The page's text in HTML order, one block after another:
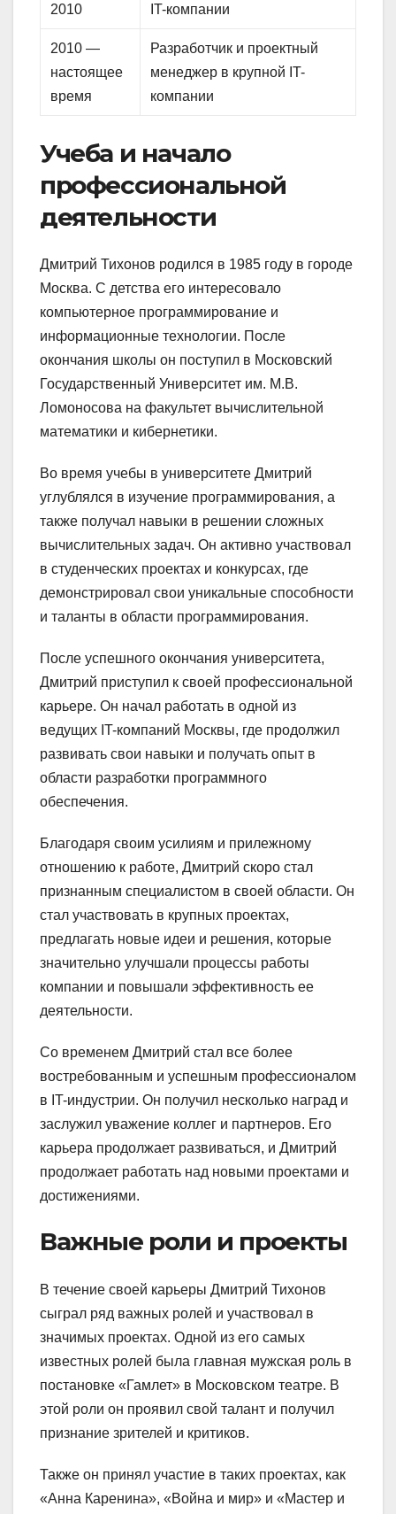
2010
IT-компании
2010 —
настоящее
время
Разработчик и проектный
менеджер в крупной IT-
компании
Учеба и начало
профессиональной
деятельности
Дмитрий Тихонов родился в 1985 году в городе
Москва. С детства его интересовало
компьютерное программирование и
информационные технологии. После
окончания школы он поступил в Московский
Государственный Университет им. М.В.
Ломоносова на факультет вычислительной
математики и кибернетики.
Во время учебы в университете Дмитрий
углублялся в изучение программирования, а
также получал навыки в решении сложных
вычислительных задач. Он активно участвовал
в студенческих проектах и конкурсах, где
демонстрировал свои уникальные способности
и таланты в области программирования.
После успешного окончания университета,
Дмитрий приступил к своей профессиональной
карьере. Он начал работать в одной из
ведущих IT-компаний Москвы, где продолжил
развивать свои навыки и получать опыт в
области разработки программного
обеспечения.
Благодаря своим усилиям и прилежному
отношению к работе, Дмитрий скоро стал
признанным специалистом в своей области. Он
стал участвовать в крупных проектах,
предлагать новые идеи и решения, которые
значительно улучшали процессы работы
компании и повышали эффективность ее
деятельности.
Со временем Дмитрий стал все более
востребованным и успешным профессионалом
в IT-индустрии. Он получил несколько наград и
заслужил уважение коллег и партнеров. Его
карьера продолжает развиваться, и Дмитрий
продолжает работать над новыми проектами и
достижениями.
Важные роли и проекты
В течение своей карьеры Дмитрий Тихонов
сыграл ряд важных ролей и участвовал в
значимых проектах. Одной из его самых
известных ролей была главная мужская роль в
постановке «Гамлет» в Московском театре. В
этой роли он проявил свой талант и получил
признание зрителей и критиков.
Также он принял участие в таких проектах, как
«Анна Каренина», «Война и мир» и «Мастер и